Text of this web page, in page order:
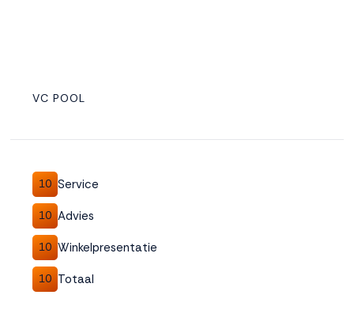
VC POOL
10 Service
10 Advies
10 Winkelpresentatie
10 Totaal